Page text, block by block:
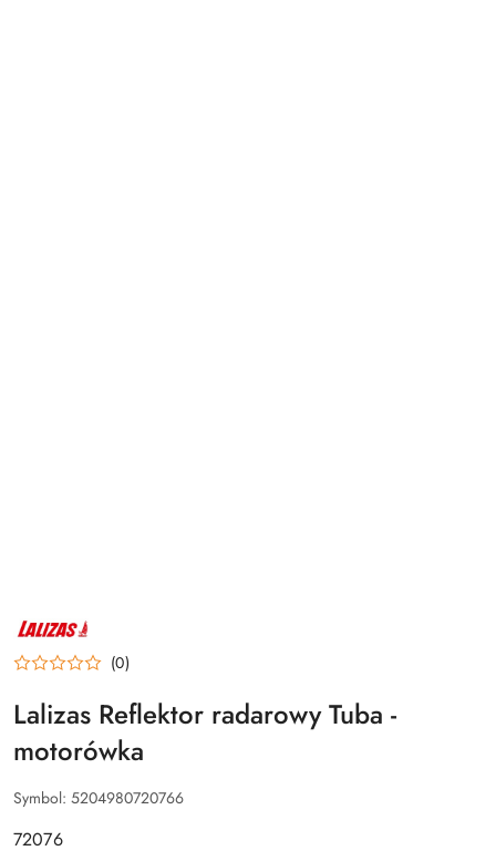
NAZWA
PRODUCENTA:
LALIZAS (0)
Lalizas Reflektor radarowy Tuba -
motorówka
Symbol: 5204980720766
72076